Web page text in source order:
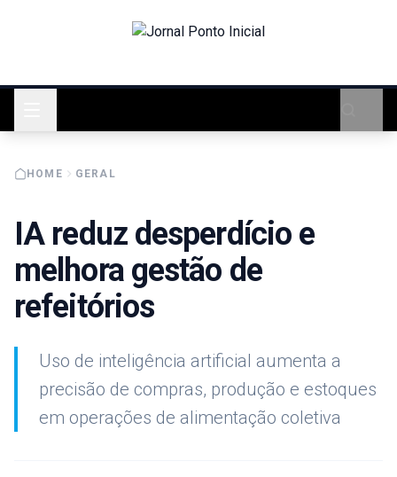
HOME GERAL
IA reduz desperdício e
melhora gestão de
refeitórios
Uso de inteligência artificial aumenta a
precisão de compras, produção e estoques
em operações de alimentação coletiva